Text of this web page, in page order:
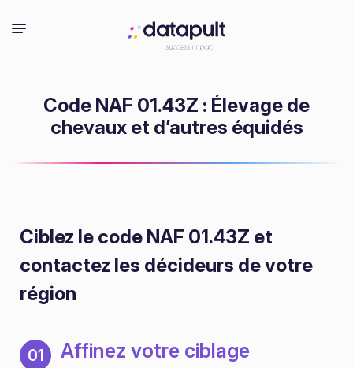
Code NAF 01.43Z : Élevage de
chevaux et d’autres équidés
Ciblez le code NAF 01.43Z et
contactez les décideurs de votre
région
01 Affinez votre ciblage